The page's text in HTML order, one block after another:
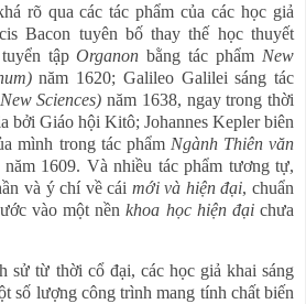
rõ qua các tác phẩm của các học giả
Bacon tuyên bố thay thế học thuyết
tuyển tậpOrganonbằng tác phẩm New
năm 1620; Galileo Galilei sáng tác
Sciences) năm 1638, ngay trong thời
bởi Giáo hội Kitô; Johannes Kepler biên
mình trong tác phẩm Ngành Thiên văn
năm 1609. Và nhiều tác phẩm tương tự,
và ý chí về cái mới và hiện đại, chuẩn
vào một nềnkhoa học hiện đạichưa
sử từ thời cổ đại, các học giả khai sáng
số lượng công trình mang tính chất biến